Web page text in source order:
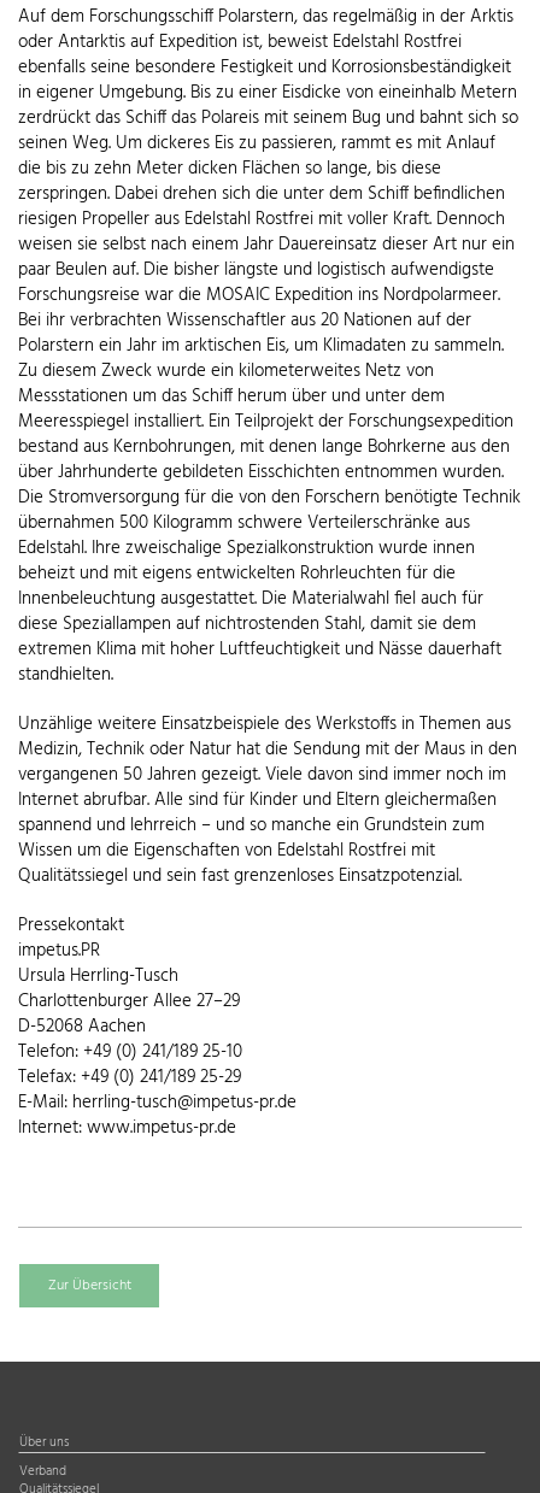
Auf dem Forschungsschiff Polarstern, das regelmäßig in der Arktis
oder Antarktis auf Expedition ist, beweist Edelstahl Rostfrei
ebenfalls seine besondere Festigkeit und Korrosionsbeständigkeit
in eigener Umgebung. Bis zu einer Eisdicke von eineinhalb Metern
zerdrückt das Schiff das Polareis mit seinem Bug und bahnt sich so
seinen Weg. Um dickeres Eis zu passieren, rammt es mit Anlauf
die bis zu zehn Meter dicken Flächen so lange, bis diese
zerspringen. Dabei drehen sich die unter dem Schiff befindlichen
riesigen Propeller aus Edelstahl Rostfrei mit voller Kraft. Dennoch
weisen sie selbst nach einem Jahr Dauereinsatz dieser Art nur ein
paar Beulen auf. Die bisher längste und logistisch aufwendigste
Forschungsreise war die MOSAIC Expedition ins Nordpolarmeer.
Bei ihr verbrachten Wissenschaftler aus 20 Nationen auf der
Polarstern ein Jahr im arktischen Eis, um Klimadaten zu sammeln.
Zu diesem Zweck wurde ein kilometerweites Netz von
Messstationen um das Schiff herum über und unter dem
Meeresspiegel installiert. Ein Teilprojekt der Forschungsexpedition
bestand aus Kernbohrungen, mit denen lange Bohrkerne aus den
über Jahrhunderte gebildeten Eisschichten entnommen wurden.
Die Stromversorgung für die von den Forschern benötigte Technik
übernahmen 500 Kilogramm schwere Verteilerschränke aus
Edelstahl. Ihre zweischalige Spezialkonstruktion wurde innen
beheizt und mit eigens entwickelten Rohrleuchten für die
Innenbeleuchtung ausgestattet. Die Materialwahl fiel auch für
diese Speziallampen auf nichtrostenden Stahl, damit sie dem
extremen Klima mit hoher Luftfeuchtigkeit und Nässe dauerhaft
standhielten.
Unzählige weitere Einsatzbeispiele des Werkstoffs in Themen aus
Medizin, Technik oder Natur hat die Sendung mit der Maus in den
vergangenen 50 Jahren gezeigt. Viele davon sind immer noch im
Internet abrufbar. Alle sind für Kinder und Eltern gleichermaßen
spannend und lehrreich – und so manche ein Grundstein zum
Wissen um die Eigenschaften von Edelstahl Rostfrei mit
Qualitätssiegel und sein fast grenzenloses Einsatzpotenzial.
Pressekontakt
impetus.PR
Ursula Herrling-Tusch
Charlottenburger Allee 27–29
D-52068 Aachen
Telefon: +49 (0) 241/189 25-10
Telefax: +49 (0) 241/189 25-29
E-Mail: herrling-tusch@impetus-pr.de
Internet: www.impetus-pr.de
Zur Übersicht
Über uns
Verband